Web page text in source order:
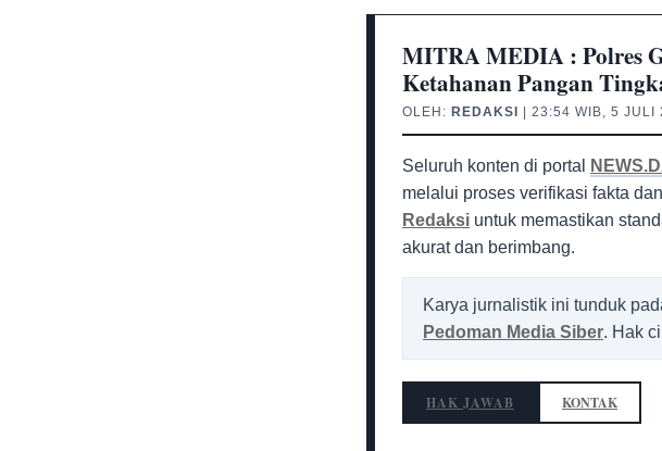
MITRA MEDIA : Polres
Ketahanan Pangan
OLEH: REDAKSI | 23:54 WIB, 5 JULI
Seluruh konten di portal
melalui proses verifikasi fakta
Redaksi untuk memastikan
akurat dan berimbang.
Karya jurnalistik ini tunduk
Pedoman Media Siber. Hak
HAK JAWAB KONTAK